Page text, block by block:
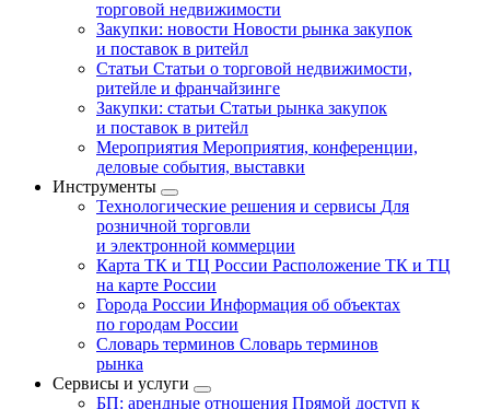
торговой недвижимости
Закупки: новости Новости рынка закупок
и поставок в ритейл
Статьи Статьи о торговой недвижимости,
ритейле и франчайзинге
Закупки: статьи Статьи рынка закупок
и поставок в ритейл
Мероприятия Мероприятия, конференции,
деловые события, выставки
Инструменты
Технологические решения и сервисы Для
розничной торговли
и электронной коммерции
Карта ТК и ТЦ России Расположение ТК и ТЦ
на карте России
Города России Информация об объектах
по городам России
Словарь терминов Словарь терминов
рынка
Сервисы и услуги
БП: арендные отношения Прямой доступ к